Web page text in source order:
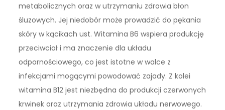
metabolicznych oraz w utrzymaniu zdrowia błon
śluzowych. Jej niedobór może prowadzić do pękania
skóry w kącikach ust. Witamina B6 wspiera produkcję
przeciwciał i ma znaczenie dla układu
odpornościowego, co jest istotne w walce z
infekcjami mogącymi powodować zajady. Z kolei
witamina B12 jest niezbędna do produkcji czerwonych
krwinek oraz utrzymania zdrowia układu nerwowego.